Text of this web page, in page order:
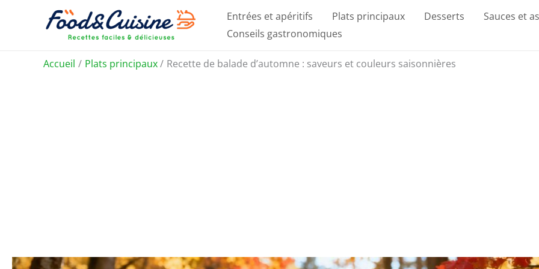
Entrées et apéritifs Plats principaux Desserts Sauces et
Conseils gastronomiques
Accueil Plats principaux Recette de balade d’automne : saveurs et couleurs saisonnières